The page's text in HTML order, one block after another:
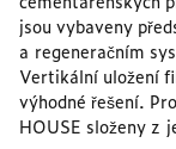
jsou vybaveny
a regeneračním
Vertikální uložení
výhodné řešení.
HOUSE složeny z